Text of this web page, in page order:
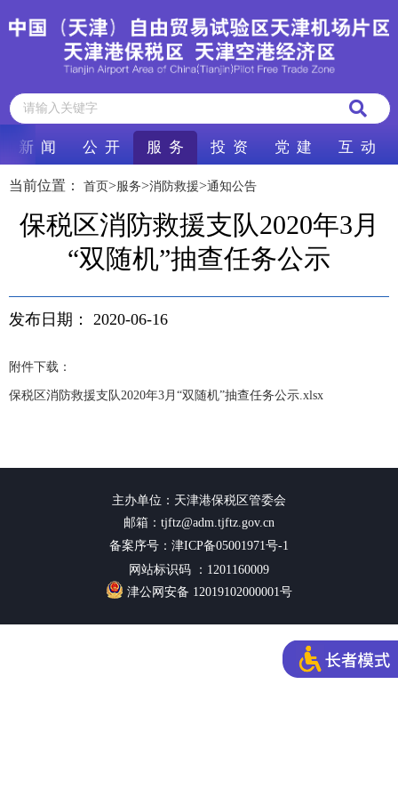
新 闻 公 开 服 务 投 资 党 建 互 动
当前位置： 首页>服务>消防救援>通知公告
保税区消防救援支队2020年3月
“双随机”抽查任务公示
发布日期： 2020-06-16
附件下载：
保税区消防救援支队2020年3月“双随机”抽查任务公示.xlsx
主办单位：天津港保税区管委会
邮箱：tjftz@adm.tjftz.gov.cn
备案序号：津ICP备05001971号-1
网站标识码 ：1201160009
津公网安备 12019102000001号